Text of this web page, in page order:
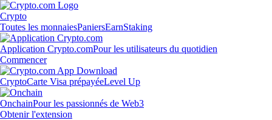
Crypto
Toutes les monnaiesPaniersEarnStaking
Application Crypto.comPour les utilisateurs du quotidien
Commencer
CryptoCarte Visa prépayéeLevel Up
OnchainPour les passionnés de Web3
Obtenir l'extension